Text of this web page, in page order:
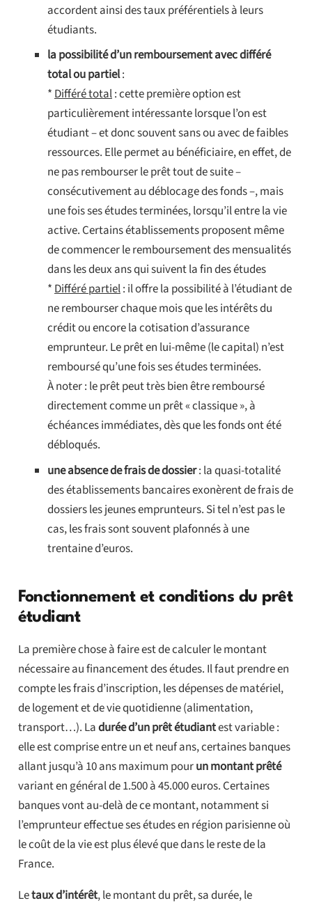
accordent ainsi des taux préférentiels à leurs
étudiants.
la possibilité d’un remboursement avec différé
total ou partiel:
*Différé total: cette première option est
particulièrement intéressante lorsque l’on est
étudiant – et donc souvent sans ou avec de faibles
ressources. Elle permet au bénéficiaire, en effet, de
ne pas rembourser le prêt tout de suite –
consécutivement au déblocage des fonds –, mais
une fois ses études terminées, lorsqu’il entre la vie
active. Certains établissements proposent même
de commencer le remboursement des mensualités
dans les deux ans qui suivent la fin des études
*Différé partiel: il offre la possibilité à l’étudiant de
ne rembourser chaque mois que les intérêts du
crédit ou encore la cotisation d’assurance
emprunteur. Le prêt en lui-même (le capital) n’est
remboursé qu’une fois ses études terminées.
À noter : le prêt peut très bien être remboursé
directement comme un prêt « classique », à
échéances immédiates, dès que les fonds ont été
débloqués.
une absence de frais de dossier: la quasi-totalité
des établissements bancaires exonèrent de frais de
dossiers les jeunes emprunteurs. Si tel n’est pas le
cas, les frais sont souvent plafonnés à une
trentaine d’euros.
Fonctionnement et conditions du prêt
étudiant
La première chose à faire est de calculer le montant
nécessaire au financement des études. Il faut prendre en
compte les frais d’inscription, les dépenses de matériel,
de logement et de vie quotidienne (alimentation,
transport…). Ladurée d’un prêtétudiantest variable :
elle est comprise entre un et neuf ans, certaines banques
allant jusqu’à 10 ans maximum pourun montant prêté
variant en général de 1.500 à 45.000 euros. Certaines
banques vont au-delà de ce montant, notamment si
l’emprunteur effectue ses études en région parisienne où
le coût de la vie est plus élevé que dans le reste de la
France.
Letaux d’intérêt, le montant du prêt, sa durée, le